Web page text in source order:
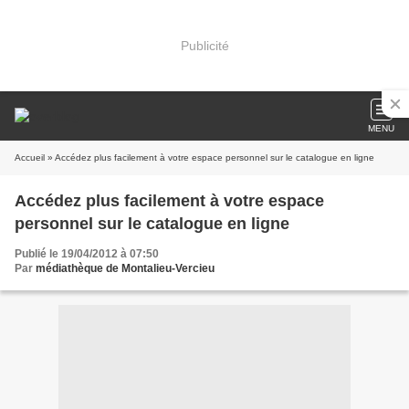
Publicité
MENU
Accueil » Accédez plus facilement à votre espace personnel sur le catalogue en ligne
Accédez plus facilement à votre espace
personnel sur le catalogue en ligne
Publié le 19/04/2012 à 07:50
Par médiathèque de Montalieu-Vercieu